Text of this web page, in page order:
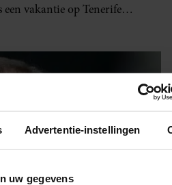
Advertentie-instellingen
uw gegevens
vakantie op Tenerife